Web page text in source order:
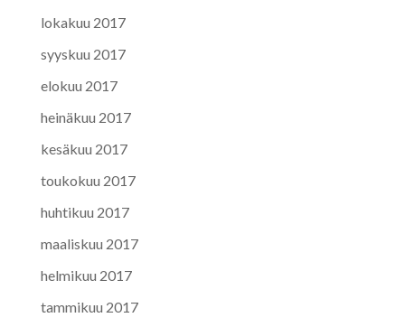
lokakuu 2017
syyskuu 2017
elokuu 2017
heinäkuu 2017
kesäkuu 2017
toukokuu 2017
huhtikuu 2017
maaliskuu 2017
helmikuu 2017
tammikuu 2017